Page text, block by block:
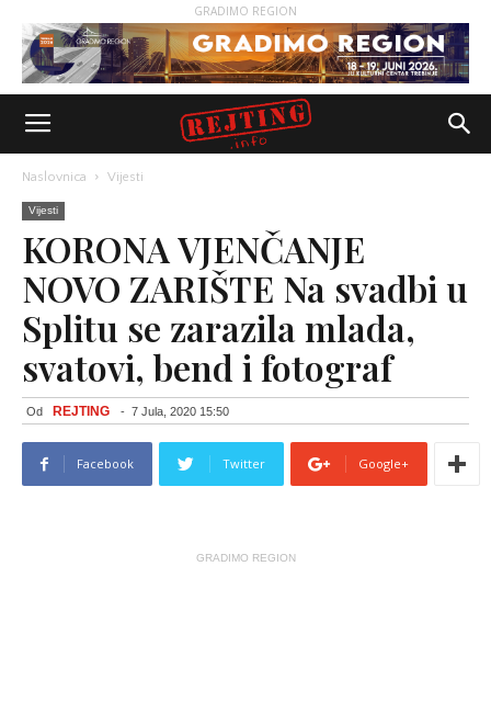
GRADIMO REGION
Naslovnica Vijesti
Vijesti
KORONA VJENČANJE
NOVO ZARIŠTE Na svadbi u
Splitu se zarazila mlada,
svatovi, bend i fotograf
Od REJTING - 7 Jula, 2020 15:50
Facebook Twitter Google+
GRADIMO REGION